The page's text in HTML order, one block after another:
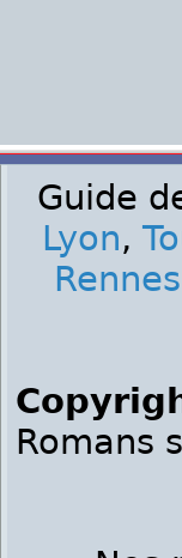
Guide
Lyon,
Rennes
Romans